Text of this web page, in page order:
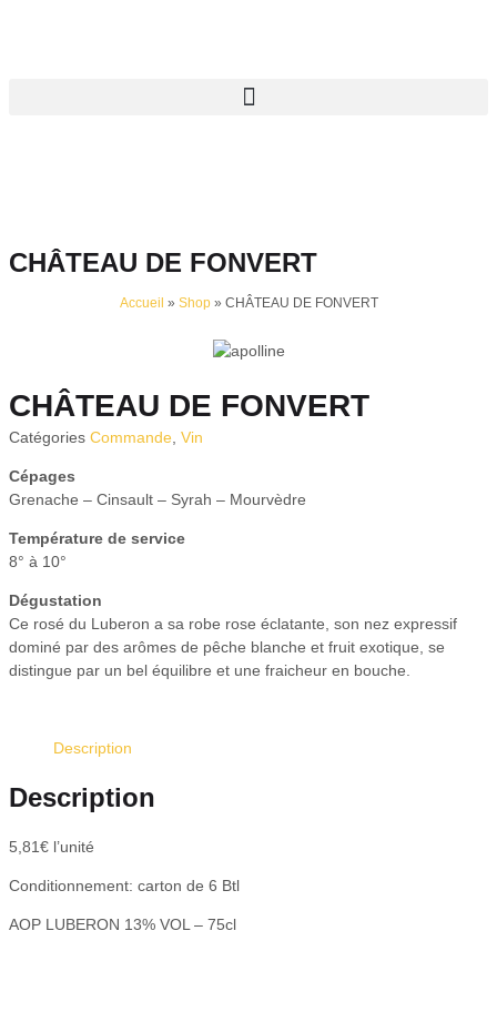
CHÂTEAU DE FONVERT
Accueil » Shop» CHÂTEAU DE FONVERT
CHÂTEAU DE FONVERT
Catégories Commande Vin
Cépages
Grenache – Cinsault – Syrah – Mourvèdre
Température de service
8° à 10°
Dégustation
Ce rosé du Luberon a sa robe rose éclatante, son nez expressif
dominé par des arômes de pêche blanche et fruit exotique, se
distingue par un bel équilibre et une fraicheur en bouche.
Description
Description
5,81€ l’unité
Conditionnement: carton de 6 Btl
AOP LUBERON 13% VOL – 75cl